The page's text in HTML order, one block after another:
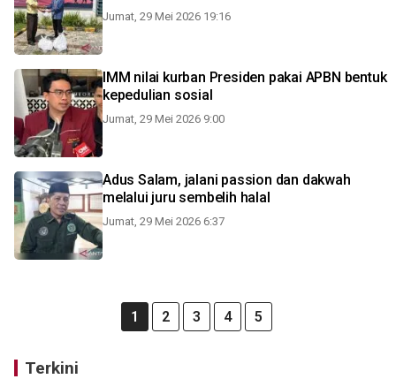
Jumat, 29 Mei 2026 19:16
IMM nilai kurban Presiden pakai APBN bentuk
kepedulian sosial
Jumat, 29 Mei 2026 9:00
Adus Salam, jalani passion dan dakwah
melalui juru sembelih halal
Jumat, 29 Mei 2026 6:37
1 2 3 4 5
Terkini